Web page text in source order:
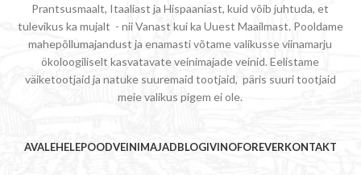
Prantsusmaalt, Itaaliast ja Hispaaniast, kuid võib juhtuda, et
tulevikus ka mujalt - nii Vanast kui ka Uuest Maailmast. Pooldame
mahepõllumajandust ja enamasti võtame valikusse viinamarju
ökoloogiliselt kasvatavate veinimajade veinid. Eelistame
väiketootjaid ja natuke suuremaid tootjaid, päris suuri tootjaid
meie valikus pigem ei ole.
AVALEHELEPOODVEINIMAJADBLOGIVINOFOREVERKONTAKT